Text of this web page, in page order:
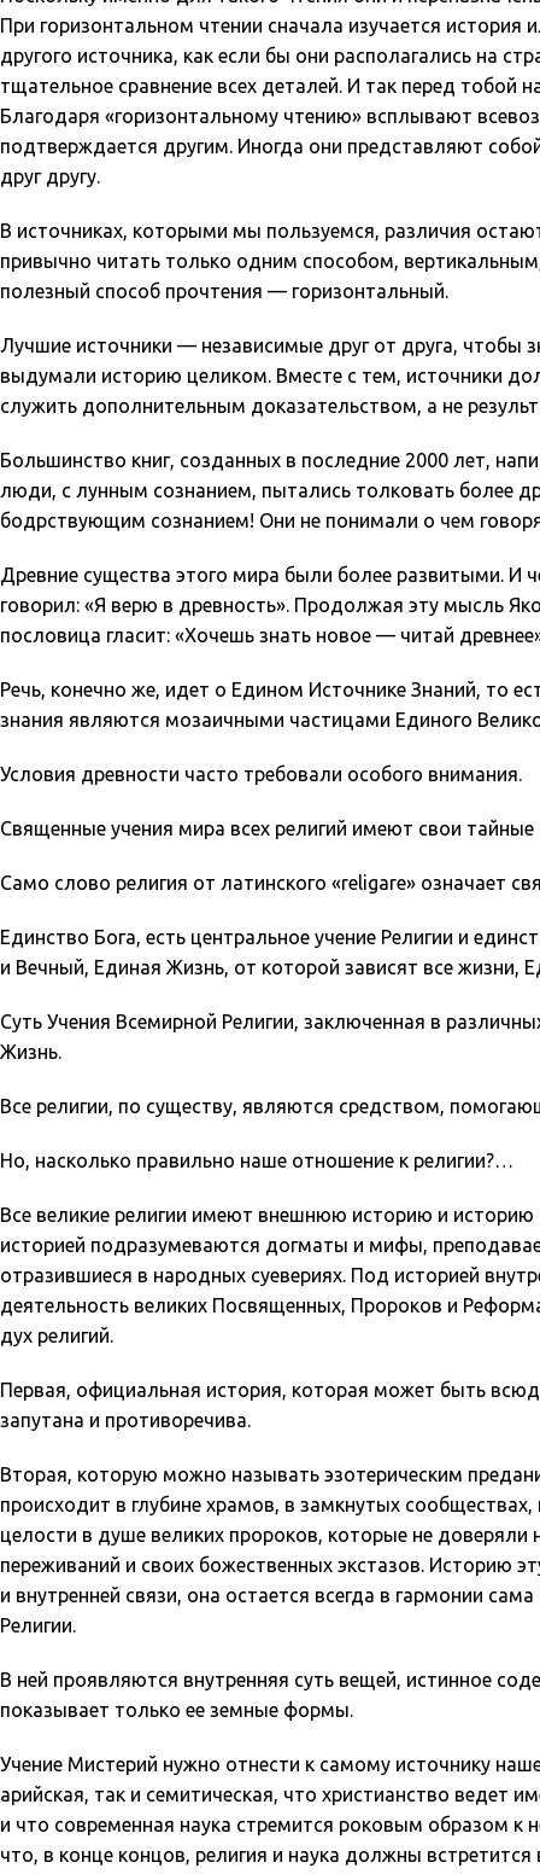
При горизонтальном чтении сначала изучается
другого источника, как если бы они располагались на
тщательное сравнение всех деталей. И так перед тобой
Благодаря «горизонтальному чтению» всплывают
подтверждается другим. Иногда они представляют
друг другу.
В источниках, которыми мы пользуемся, различия
привычно читать только одним способом,
полезный способ прочтения — горизонтальный.
Лучшие источники — независимые друг от друга, чтобы
выдумали историю целиком. Вместе с тем, источники
служить дополнительным доказательством, а не
Большинство книг, созданных в последние 2000 лет,
люди, с лунным сознанием, пытались толковать более
бодрствующим сознанием! Они не понимали о чем
Древние существа этого мира были более развитыми. И
говорил: «Я верю в древность». Продолжая эту мысль
пословица гласит: «Хочешь знать новое — читай
Речь, конечно же, идет о Едином Источнике Знаний, то
знания являются мозаичными частицами Единого
Условия древности часто требовали особого внимания.
Священные учения мира всех религий имеют свои
Само слово религия от латинского «religare» означает
Единство Бога, есть центральное учение Религии и
и Вечный, Единая Жизнь, от которой зависят все жизни,
Суть Учения Всемирной Религии, заключенная в
Жизнь.
Все религии, по существу, являются средством,
Но, насколько правильно наше отношение к религии?…
Все великие религии имеют внешнюю историю и
историей подразумеваются догматы и мифы,
отразившиеся в народных суевериях. Под историей
деятельность великих Посвященных, Пророков и
дух религий.
Первая, официальная история, которая может быть
запутана и противоречива.
Вторая, которую можно называть эзотерическим
происходит в глубине храмов, в замкнутых
целости в душе великих пророков, которые не
переживаний и своих божественных экстазов. Историю
и внутренней связи, она остается всегда в гармонии
Религии.
В ней проявляются внутренняя суть вещей, истинное
показывает только ее земные формы.
Учение Мистерий нужно отнести к самому источнику
арийская, так и семитическая, что христианство ведет
и что современная наука стремится роковым образом к
что, в конце концов, религия и наука должны